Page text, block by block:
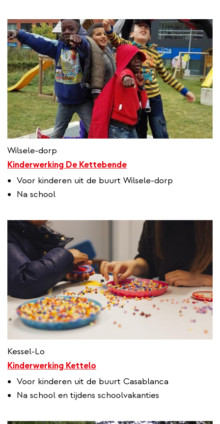
Wilsele-dorp
Kinderwerking De Kettebende
Voor kinderen uit de buurt Wilsele-dorp
Na school
Kessel-Lo
Kinderwerking Kettelo
Voor kinderen uit de buurt Casablanca
Na school en tijdens schoolvakanties